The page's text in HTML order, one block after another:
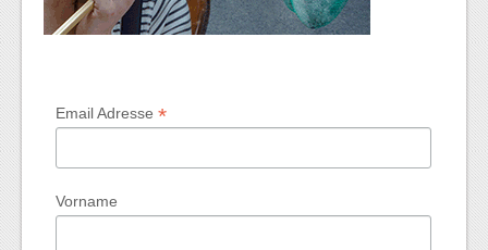
Email Adresse*
Vorname